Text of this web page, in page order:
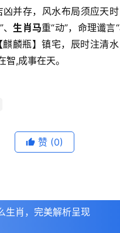
并存，风水布局须应天时
、生肖马重“动”，命理谶言
麒麟瓶】镇宅，辰时注清
,成事在天。
赞 (0)
生肖，完美解析呈现